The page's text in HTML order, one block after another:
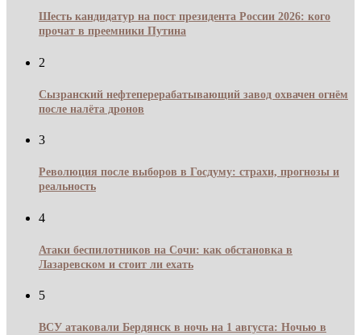
Шесть кандидатур на пост президента России 2026: кого
прочат в преемники Путина
2
Сызранский нефтеперерабатывающий завод охвачен огнём
после налёта дронов
3
Революция после выборов в Госдуму: страхи, прогнозы и
реальность
4
Атаки беспилотников на Сочи: как обстановка в
Лазаревском и стоит ли ехать
5
ВСУ атаковали Бердянск в ночь на 1 августа: Ночью в